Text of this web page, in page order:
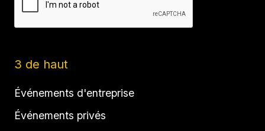
3 de haut
Événements d'entreprise
Événements privés